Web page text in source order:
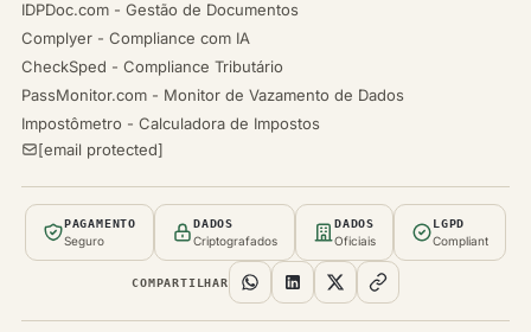
IDPDoc.com - Gestão de Documentos
Complyer - Compliance com IA
CheckSped - Compliance Tributário
PassMonitor.com - Monitor de Vazamento de Dados
Impostômetro - Calculadora de Impostos
[email protected]
PAGAMENTO
Seguro
DADOS
Criptografados
DADOS
Oficiais
LGPD
Compliant
COMPARTILHAR